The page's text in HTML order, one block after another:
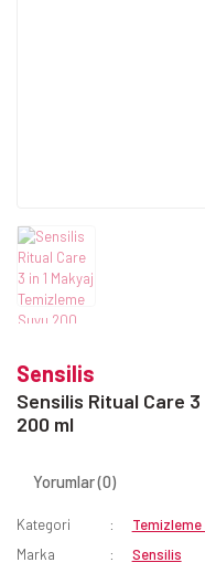
Sensilis
Sensilis Ritual Care 3
200 ml
Yorumlar (0)
Kategori
Marka
Sensilis